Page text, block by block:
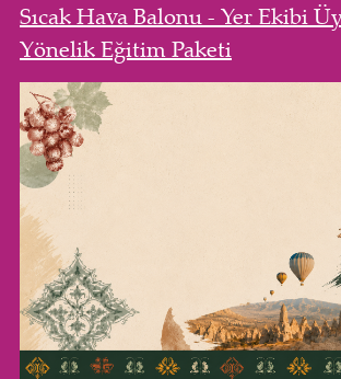
Sıcak Hava Balonu - Yer Ekibi
Yönelik Eğitim Paketi